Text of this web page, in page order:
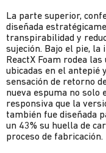
La parte superior,
diseñada
transpirabilidad y
sujeción. Bajo el pie, la
ReactX Foam rodea
ubicadas en el antepié
sensación de retorno
nueva espuma no solo
responsiva que la
también fue diseñada
un 43% su huella de
proceso de fabricación.